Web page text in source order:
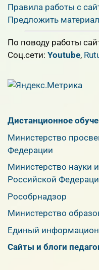
Правила работы с
Предложить
По поводу работы
Cоц.сети: Youtube,
Дистанционное
Министерство
Федерации
Министерство науки
Российской
Рособрнадзор
Министерство
Единый
Сайты и блоги